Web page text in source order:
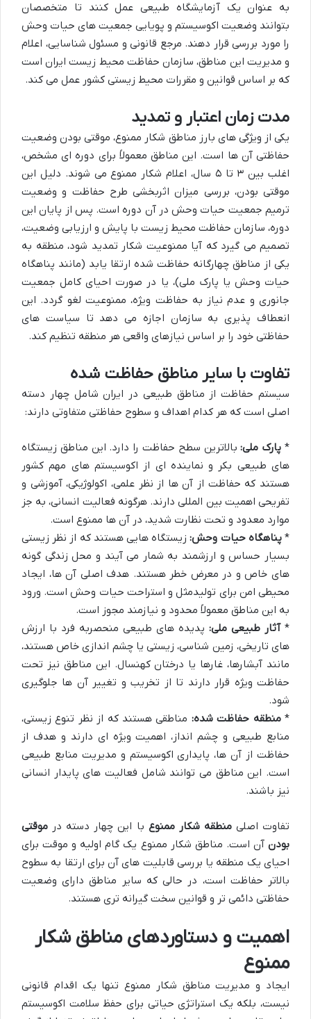
به عنوان یک آزمایشگاه طبیعی عمل کنند تا متخصصان
بتوانند وضعیت اکوسیستم و پویایی جمعیت های حیات وحش
را مورد بررسی قرار دهند. مرجع قانونی و مسئول شناسایی، اعلام
و مدیریت این مناطق، سازمان حفاظت محیط زیست ایران است
که بر اساس قوانین و مقررات محیط زیستی کشور عمل می کند.
مدت زمان اعتبار و تمدید
یکی از ویژگی های بارز مناطق شکار ممنوع، موقتی بودن وضعیت
حفاظتی آن ها است. این مناطق معمولاً برای دوره ای مشخص،
اغلب بین ۳ تا ۵ سال، اعلام شکار ممنوع می شوند. دلیل این
موقتی بودن، بررسی میزان اثربخشی طرح حفاظت و وضعیت
ترمیم جمعیت حیات وحش در آن دوره است. پس از پایان این
دوره، سازمان حفاظت محیط زیست با پایش و ارزیابی وضعیت،
تصمیم می گیرد که آیا ممنوعیت شکار تمدید شود، منطقه به
یکی از مناطق چهارگانه حفاظت شده ارتقا یابد (مانند پناهگاه
حیات وحش یا پارک ملی)، یا در صورت احیای کامل جمعیت
جانوری و عدم نیاز به حفاظت ویژه، ممنوعیت لغو گردد. این
انعطاف پذیری به سازمان اجازه می دهد تا سیاست های
حفاظتی خود را بر اساس نیازهای واقعی هر منطقه تنظیم کند.
تفاوت با سایر مناطق حفاظت شده
سیستم حفاظت از مناطق طبیعی در ایران شامل چهار دسته
اصلی است که هر کدام اهداف و سطوح حفاظتی متفاوتی دارند:
* پارک ملی:بالاترین سطح حفاظت را دارد. این مناطق زیستگاه
های طبیعی بکر و نماینده ای از اکوسیستم های مهم کشور
هستند که حفاظت از آن ها از نظر علمی، اکولوژیکی، آموزشی و
تفریحی اهمیت بین المللی دارند. هرگونه فعالیت انسانی، به جز
موارد معدود و تحت نظارت شدید، در آن ها ممنوع است.
*پناهگاه حیات وحش:زیستگاه هایی هستند که از نظر زیستی
بسیار حساس و ارزشمند به شمار می آیند و محل زندگی گونه
های خاص و در معرض خطر هستند. هدف اصلی آن ها، ایجاد
محیطی امن برای تولیدمثل و استراحت حیات وحش است. ورود
به این مناطق معمولاً محدود و نیازمند مجوز است.
*آثار طبیعی ملی: پدیده های طبیعی منحصربه فرد با ارزش
های تاریخی، زمین شناسی، زیستی یا چشم اندازی خاص هستند،
مانند آبشارها، غارها یا درختان کهنسال. این مناطق نیز تحت
حفاظت ویژه قرار دارند تا از تخریب و تغییر آن ها جلوگیری
شود.
*منطقه حفاظت شده: مناطقی هستند که از نظر تنوع زیستی،
منابع طبیعی و چشم انداز، اهمیت ویژه ای دارند و هدف از
حفاظت از آن ها، پایداری اکوسیستم و مدیریت منابع طبیعی
است. این مناطق می توانند شامل فعالیت های پایدار انسانی
نیز باشند.
تفاوت اصلیمنطقه شکار ممنوع با این چهار دسته در موقتی
بودن آن است. مناطق شکار ممنوع یک گام اولیه و موقت برای
احیای یک منطقه یا بررسی قابلیت های آن برای ارتقا به سطوح
بالاتر حفاظت است، در حالی که سایر مناطق دارای وضعیت
حفاظتی دائمی تر و قوانین سخت گیرانه تری هستند.
اهمیت و دستاوردهای مناطق شکار
ممنوع
ایجاد و مدیریت مناطق شکار ممنوع تنها یک اقدام قانونی
نیست، بلکه یک استراتژی حیاتی برای حفظ سلامت اکوسیستم